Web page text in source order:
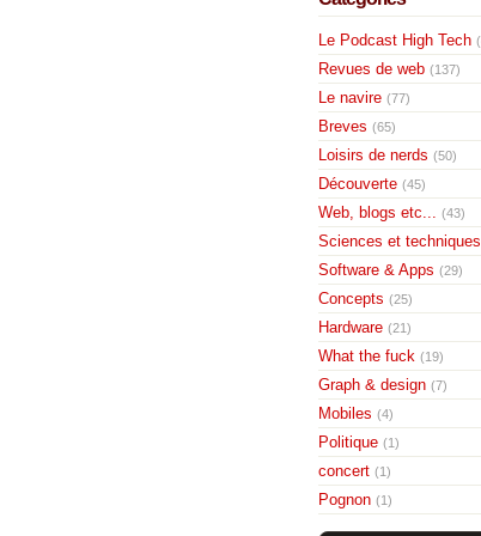
Le Podcast High Tech
Revues de web (137)
Le navire (77)
Breves (65)
Loisirs de nerds (50)
Découverte (45)
Web, blogs etc... (43)
Sciences et techniques
Software & Apps (29)
Concepts (25)
Hardware (21)
What the fuck (19)
Graph & design (7)
Mobiles (4)
Politique (1)
concert (1)
Pognon (1)